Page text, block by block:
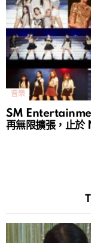
音樂
SM
再無限擴張，止於